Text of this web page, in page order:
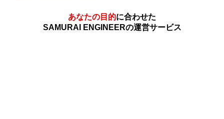
あなたの目的に合わせた
SAMURAI ENGINEERの運営サービス